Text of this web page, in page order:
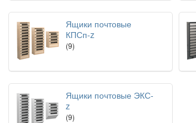
Ящики почтовые
КПСп-z
(9)
Ящики почтовые ЭКС-
z
(9)